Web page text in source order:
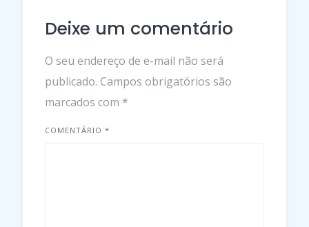
Deixe um comentário
O seu endereço de e-mail não será
publicado. Campos obrigatórios são
marcados com *
COMENTÁRIO *